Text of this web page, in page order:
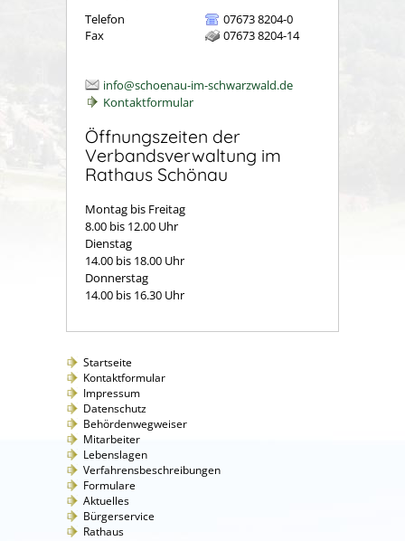
Telefon
07673 8204-0
Fax
07673 8204-14
info@schoenau-im-schwarzwald.de
Kontaktformular
Öffnungszeiten der
Verbandsverwaltung im
Rathaus Schönau
Montag bis Freitag
8.00 bis 12.00 Uhr
Dienstag
14.00 bis 18.00 Uhr
Donnerstag
14.00 bis 16.30 Uhr
Startseite
Kontaktformular
Impressum
Datenschutz
Behördenwegweiser
Mitarbeiter
Lebenslagen
Verfahrensbeschreibungen
Formulare
Aktuelles
Bürgerservice
Rathaus